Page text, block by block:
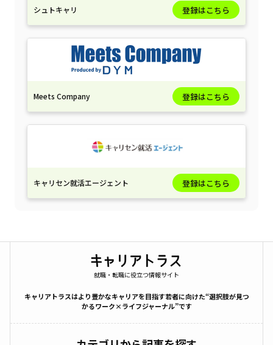
シュトキャリ 登録はこちら
Meets Company 登録はこちら
キャリセン就活エージェント 登録はこちら
就職・転職に役立つ情報サイト
キャリアトラスはより豊かなキャリアを目指す若者に向けた“選択肢が見つ
かるワーク×ライフジャーナル”です